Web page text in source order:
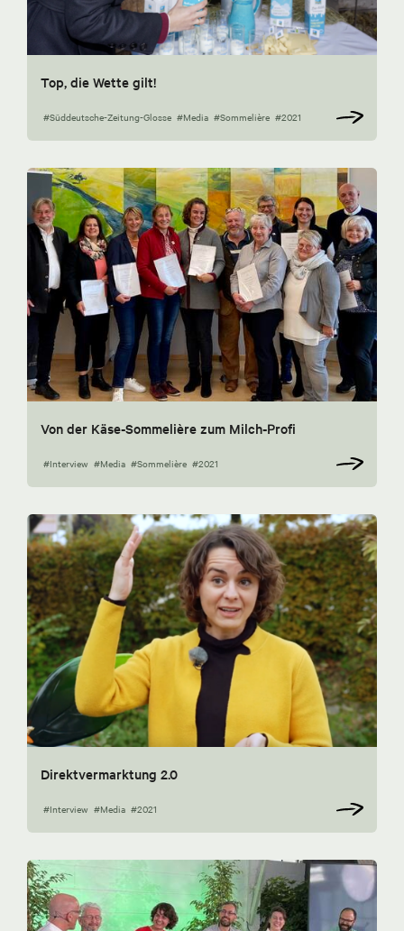
Top, die Wette gilt!
#Süddeutsche-Zeitung-Glosse #Media #Sommelière #2021
Von der Käse-Sommelière zum Milch-Profi
#Interview #Media #Sommelière #2021
Direktvermarktung 2.0
#Interview #Media #2021